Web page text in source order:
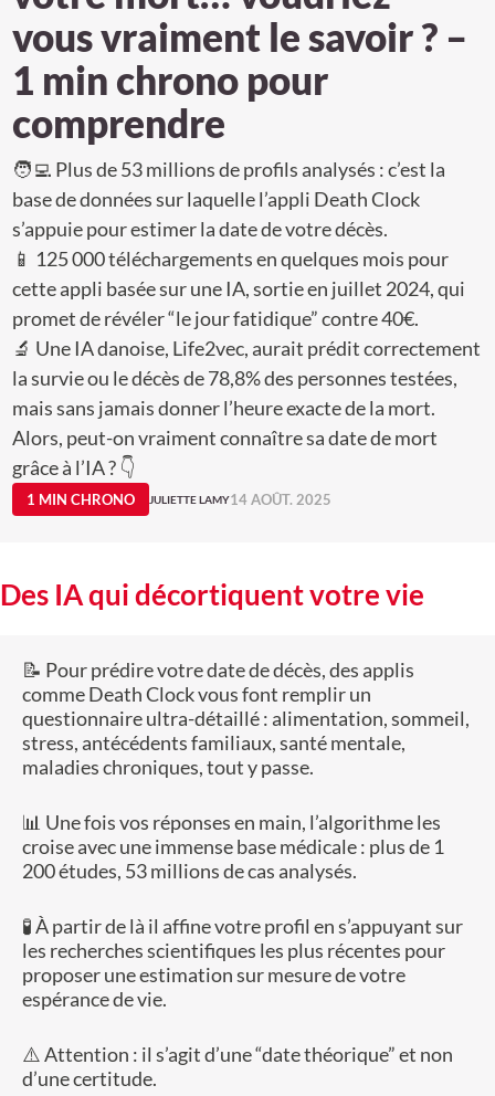
vous vraiment le savoir ? –
1 min chrono pour
comprendre
🧑‍💻 Plus de 53 millions de profils analysés : c’est la
base de données sur laquelle l’appli Death Clock
s’appuie pour estimer la date de votre décès.
📱 125 000 téléchargements en quelques mois pour
cette appli basée sur une IA, sortie en juillet 2024, qui
promet de révéler “le jour fatidique” contre 40€.
🔬 Une IA danoise, Life2vec, aurait prédit correctement
la survie ou le décès de 78,8% des personnes testées,
mais sans jamais donner l’heure exacte de la mort.
Alors, peut-on vraiment connaître sa date de mort
grâce à l’IA ? 👇
1 MIN CHRONO JULIETTE LAMY14 AOÛT. 2025
Des IA qui décortiquent votre vie
📝 Pour prédire votre date de décès, des applis
comme Death Clock vous font remplir un
questionnaire ultra-détaillé : alimentation, sommeil,
stress, antécédents familiaux, santé mentale,
maladies chroniques, tout y passe.
📊 Une fois vos réponses en main, l’algorithme les
croise avec une immense base médicale : plus de 1
200 études, 53 millions de cas analysés.
🧪 À partir de là il affine votre profil en s’appuyant sur
les recherches scientifiques les plus récentes pour
proposer une estimation sur mesure de votre
espérance de vie.
⚠️ Attention : il s’agit d’une “date théorique” et non
d’une certitude.